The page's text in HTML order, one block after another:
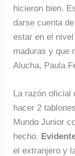
hicieron bien.
darse cuenta
estar en el
maduras y que
Alucha, Paula
La razón oficial
hacer 2
Mundo Junior
hecho.
el extranjero y